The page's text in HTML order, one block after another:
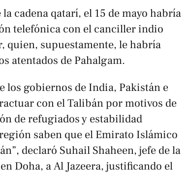
cadena qatarí, el 15 de mayo habría
telefónica con el canciller indio
quien, supuestamente, le habría
atentados de Pahalgam.
los gobiernos de India, Pakistán e
con el Talibán por motivos de
de refugiados y estabilidad
saben que el Emirato Islámico
declaró Suhail Shaheen, jefe de la
Doha, aAl Jazeera, justificando el